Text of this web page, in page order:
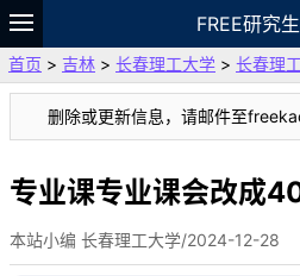
FREE研究
题库
故事 专题 APP
VIP
资料
首页 > 吉林 > 长春理工大学 > 长春理
删除或更新信息，请邮件至
专业课专业课会改成
本站小编 长春理工大学/2024-12-28